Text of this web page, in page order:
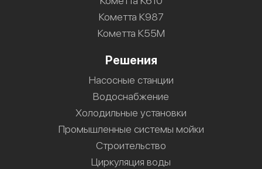
Кометта К987
Кометта К55М
Решения
Насосные станции
Водоснабжение
Холодильные установки
Промышленные системы мойки
Строительство
Циркуляция воды